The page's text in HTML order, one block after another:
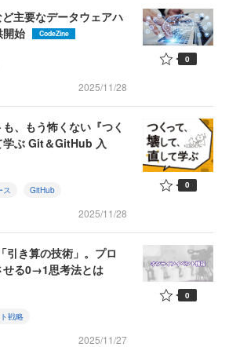
主要なデータウェアハ
開始
CodeZine
2025/11/28
0
、もう怖くない『つく
学ぶ Git＆GitHub 入
ス GitHub
2025/11/28
0
引き算の技術」。プロ
せる0→1思考法とは
戦略
2025/11/27
0